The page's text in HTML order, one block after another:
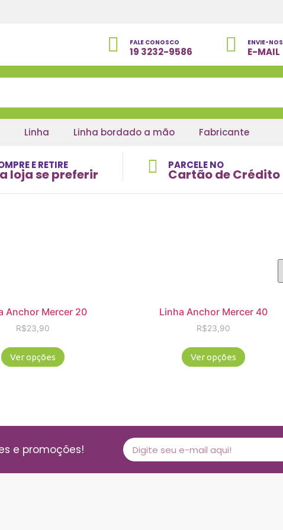
FALE CONOSCO
19 3232-9586
ENVIE-NOS
E-MAIL
Linha Linha bordado a mão Fabricante
E RETIRE
loja se preferir
PARCELE NO
Cartão de Crédito
Anchor Mercer 20
R$23,90
Ver opções
Linha Anchor Mercer 40
R$23,90
Ver opções
e promoções!